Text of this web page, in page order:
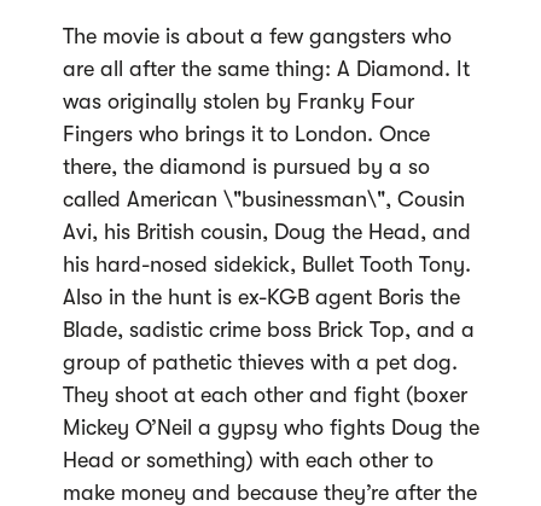
The movie is about a few gangsters who
are all after the same thing: A Diamond. It
was originally stolen by Franky Four
Fingers who brings it to London. Once
there, the diamond is pursued by a so
called American \"businessman\", Cousin
Avi, his British cousin, Doug the Head, and
his hard-nosed sidekick, Bullet Tooth Tony.
Also in the hunt is ex-KGB agent Boris the
Blade, sadistic crime boss Brick Top, and a
group of pathetic thieves with a pet dog.
They shoot at each other and fight (boxer
Mickey O’Neil a gypsy who fights Doug the
Head or something) with each other to
make money and because they’re after the